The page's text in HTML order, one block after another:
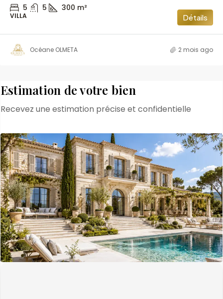
5 5 300 m²
VILLA Détails
Océane OLMETA 2 mois ago
Estimation de votre bien
Recevez une estimation précise et confidentielle